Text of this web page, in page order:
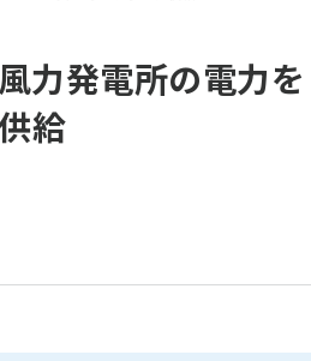
力発電所の電力を
給